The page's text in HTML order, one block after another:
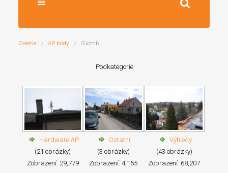
Galerie AP body Glomb
Podkategorie
Hardware AP
(21 obrázky)
Zobrazení: 29,779
Ostatní
(3 obrázky)
Zobrazení: 4,155
Výhledy
(43 obrázky)
Zobrazení: 68,207